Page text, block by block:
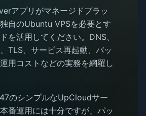
アプリがマネージドプラッ
自のUbuntu VPSを必要とす
を活用してください。DNS、
TLS、サービス再起動、バッ
用コストなどの実務を網羅し
のシンプルなUpCloudサー
番運用には十分ですが、パッ